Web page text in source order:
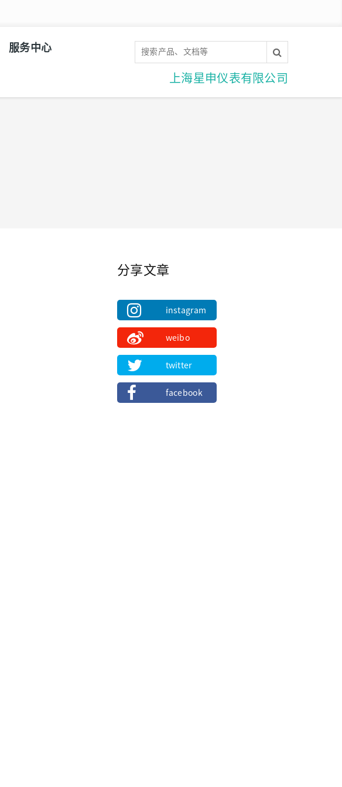
服务中心
上海星申仪表有限公司
分享文章
instagram
weibo
twitter
facebook